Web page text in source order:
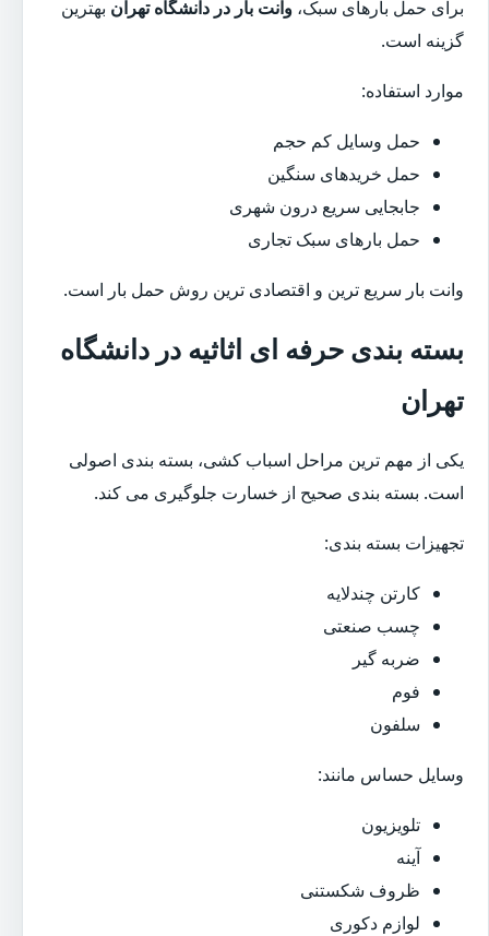
برای حمل بارهای سبک، وانت بار در دانشگاه تهران بهترین
گزینه است.
موارد استفاده:
حمل وسایل کم حجم
حمل خریدهای سنگین
جابجایی سریع درون شهری
حمل بارهای سبک تجاری
وانت بار سریع ترین و اقتصادی ترین روش حمل بار است.
بسته بندی حرفه ای اثاثیه در دانشگاه
تهران
یکی از مهم ترین مراحل اسباب کشی، بسته بندی اصولی
است. بسته بندی صحیح از خسارت جلوگیری می کند.
تجهیزات بسته بندی:
کارتن چندلایه
چسب صنعتی
ضربه گیر
فوم
سلفون
وسایل حساس مانند:
تلویزیون
آینه
ظروف شکستنی
لوازم دکوری